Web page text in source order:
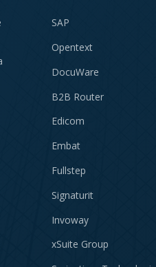
SAP
Opentext
DocuWare
B2B Router
Edicom
Embat
Fullstep
Signaturit
Invoway
xSuite Group